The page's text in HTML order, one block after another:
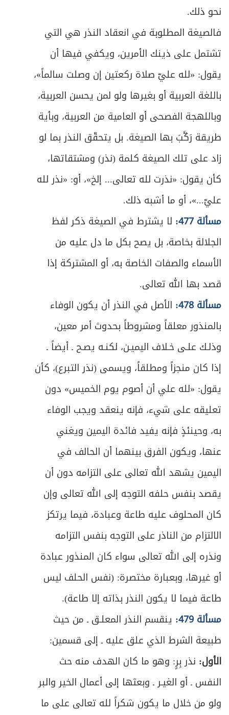
نحو ذلك.
فالصيغة المطلوبة في انعقاد النذر هي التي
تشتمل على ذينك الأمرين، ويكفي فيها أن
يقول: «لله عليّ صلاة ركعتين إن وصلت سالماً»،
باللغة العربية أو بغيرها ولو لمن يحسن العربية،
وباللهجة الفصحى أو العامية من العربية، وبأية
طريقة رَكَّبَ بها الصيغة. بل يتحقّق النذر بما لو
زاد على تلك الصيغة كلمة (نذر) ومشتقاتها،
كأن يقول: «نذرت لله تعالى... إلخ»، أو: «نذر لله
عليّ...»، أو ما أشبه ذلك.
مسألة 477:
لا يشترط في الصيغة ذكر لفظ
الجلالة بخاصة، بل يصح بكل ما دل عليه من
الأسماء والصفات الخاصة به، أو المشتركة إذا
قصد بها الله تعالى.
مسألة 478:
الأصل في النذر أن يكون الوفاء
بالمنذور معلقاً ومشروطاً بحدوث أمر معين،
وذلـك علـى خـلاف اليميـن، لكنـه يصـح ـ أيضاً ـ
إذا كان منجزاً ومطلقاً، ويسمى (نذر التبرع)، كأن
يقول: «لله علي أن أصوم يوم الخميس» دون
تعليقه على شيء، فإنه ينعقد ويجب الوفاء
به، وحينئذٍ فإنه يفيد فائدة اليمين ويغني
عنها، ويكون الفرق بينهما أن الحالف في
اليمين يشهد الله تعالى على التزامه دون أن
يقصد بنفس حلفه التوجه إلى الله تعالى وإن
كان المحلوف عليه طاعة وعبادة، فيما يرتكز
الالتزام من الناذر على التوجه بنفس التزامه
ونذره إلى الله تعالى سواء كان المنذور عبادة
أو غيرها، وبعبارة مختصرة: (نفس الحلف ليس
طاعة فيما لا يكون النذر بذاته إلا طاعة).
مسألة 479:
ينقسم النذر المعلـق ـ من حيث
طبيعة الشرط الذي علق عليه ـ إلى قسمين:
الأول: نذر بِرٍ: وهو ما كان الهدف منه حث
النفس ـ أو الغيـر ـ وبعثها إلى أعمال الخير والبر
ولو من خلال ما يكون شكراً لله تعالى على ما